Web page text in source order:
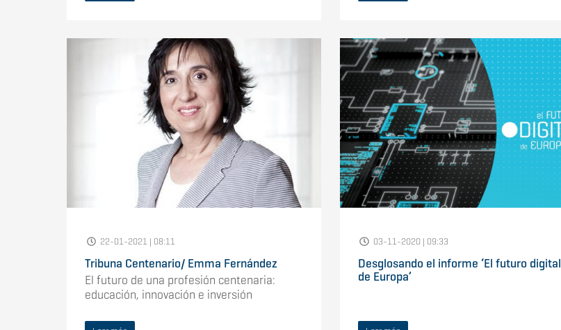
22-01-2021 | 08:11
Tribuna Centenario/ Emma Fernández
El futuro de una profesión centenaria:
educación, innovación e inversión
03-11-2020 | 09:33
Desglosando el informe ‘El futuro digital
de Europa’